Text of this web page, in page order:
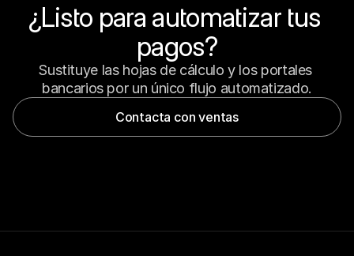
¿Listo para automatizar tus
pagos?
Sustituye las hojas de cálculo y los portales
bancarios por un único flujo automatizado.
Contacta con ventas